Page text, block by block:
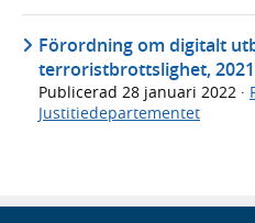
Förordning om digitalt
terroristbrottslighet,
Publicerad 28 januari 2022 ·
Justitiedepartementet